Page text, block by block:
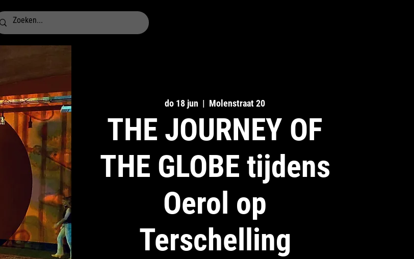
do 18 jun
  |
Molenstraat 20
THE JOURNEY OF
THE GLOBE tijdens
Oerol op
Terschelling